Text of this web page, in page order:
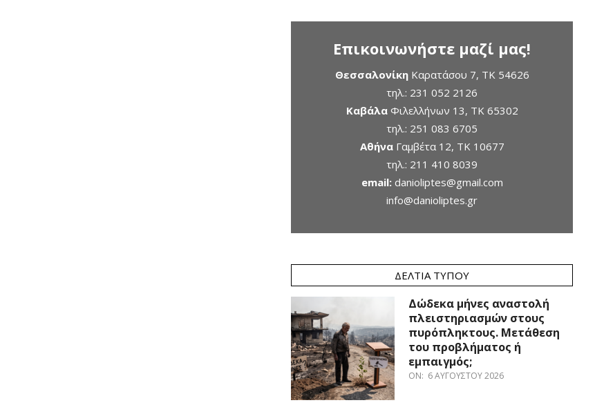
Επικοινωνήστε μαζί μας!
ΘεσσαλονίκηΚαρατάσου 7, TK 54626
τηλ.: 231 052 2126
ΚαβάλαΦιλελλήνων 13, ΤΚ 65302
τηλ.: 251 083 6705
ΑθήναΓαμβέτα 12, ΤΚ 10677
τηλ.: 211 410 8039
email: danioliptes@gmail.com
info@danioliptes.gr
ΔΕΛΤΊΑ ΤΎΠΟΥ
Δώδεκα μήνες αναστολή
πλειστηριασμών στους
πυρόπληκτους. Μετάθεση
του προβλήματος ή
εμπαιγμός;
ON: 6 ΑΥΓΟΎΣΤΟΥ 2026